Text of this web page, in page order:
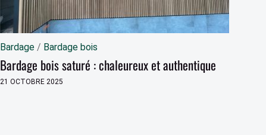
Bardage / Bardage bois
Bardage bois saturé : chaleureux et authentique
21 OCTOBRE 2025